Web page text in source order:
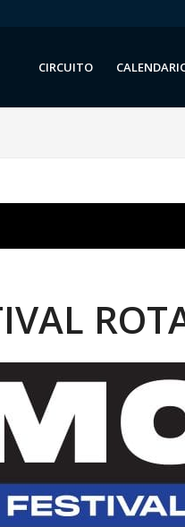
CIRCUITO